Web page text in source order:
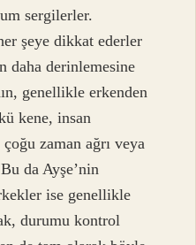
sergilerler.
şeye dikkat ederler
daha derinlemesine
genellikle erkenden
kene, insan
zaman ağrı veya
da Ayşe’nin
ise genellikle
durumu kontrol